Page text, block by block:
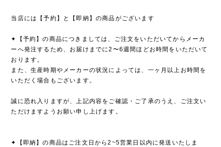
当店には【予約】と【即納】の商品がございます
✦【予約】の商品につきましては、ご注文をいただいてからメーカ
ーへ発注するため、お届けまでに2〜6週間ほどお時間をいただいて
おります。
また、生産時期やメーカーの状況によっては、一ヶ月以上お時間を
いただく場合もございます。
誠に恐れ入りますが、上記内容をご確認・ご了承のうえ、ご注文い
ただけますようお願い申し上げます。
✦【即納】の商品はご注文日から2~5営業日以内に発送いたしま